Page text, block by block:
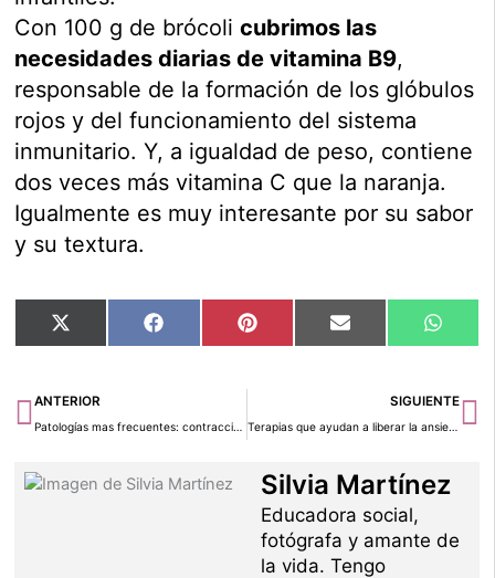
Con 100 g de brócolicubrimos las
necesidades diarias de vitamina B9,
responsable de la formación de los glóbulos
rojos y del funcionamiento del sistema
inmunitario. Y, a igualdad de peso, contiene
dos veces más vitamina C que la naranja.
Igualmente es muy interesante por su sabor
y su textura.
Compartir
en
X
(Twitter)
Compartir
en
Facebook Compartir
en
Pinterest Compartir
en
Email
en
Ant
ANTERIOR
Patologías mas frecuentes: contracciones prematuras
SIGUIENTE
Terapias que ayudan a liberar la ansiedad
Silvia Martínez
Educadora social,
fotógrafa y amante de
la vida. Tengo